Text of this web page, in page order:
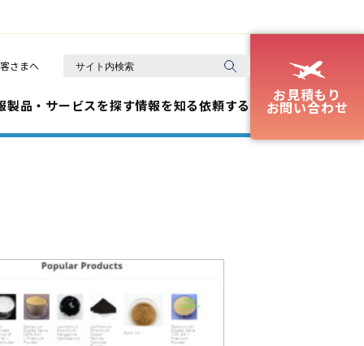
さまへ
製品・サービスを探す情報を知る依頼する
お見積もり
お問い合わせ